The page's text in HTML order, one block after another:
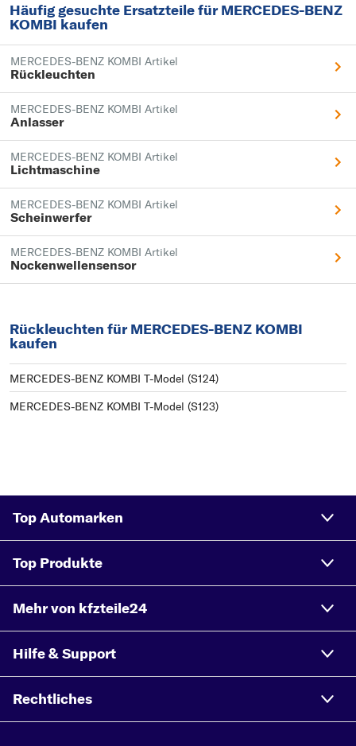
Häufig gesuchte Ersatzteile für MERCEDES-BENZ
KOMBI kaufen
MERCEDES-BENZ KOMBI Artikel
Rückleuchten
MERCEDES-BENZ KOMBI Artikel
Anlasser
MERCEDES-BENZ KOMBI Artikel
Lichtmaschine
MERCEDES-BENZ KOMBI Artikel
Scheinwerfer
MERCEDES-BENZ KOMBI Artikel
Nockenwellensensor
Rückleuchten für MERCEDES-BENZ KOMBI
kaufen
MERCEDES-BENZ KOMBI T-Model (S124)
MERCEDES-BENZ KOMBI T-Model (S123)
Top Automarken
Top Produkte
Mehr von kfzteile24
Hilfe & Support
Rechtliches